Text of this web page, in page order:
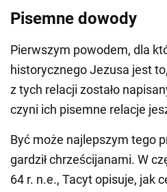
Pisemne dowody
Pierwszym powodem, dla
historycznego Jezusa jest
z tych relacji zostało
czyni ich pisemne relacje
Być może najlepszym tego
gardził chrześcijanami. W
64 r. n.e., Tacyt opisuje, jak